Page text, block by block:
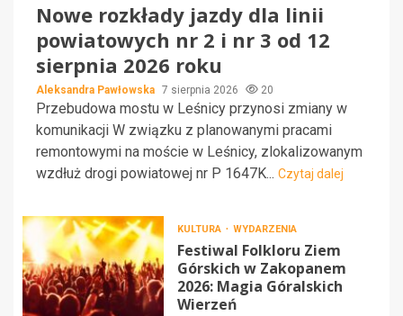
Nowe rozkłady jazdy dla linii
powiatowych nr 2 i nr 3 od 12
sierpnia 2026 roku
Aleksandra Pawłowska 7 sierpnia 2026 20
Przebudowa mostu w Leśnicy przynosi zmiany w
komunikacji W związku z planowanymi pracami
remontowymi na moście w Leśnicy, zlokalizowanym
wzdłuż drogi powiatowej nr P 1647K... Czytaj dalej
KULTURA WYDARZENIA
Festiwal Folkloru Ziem
Górskich w Zakopanem
2026: Magia Góralskich
Wierzeń